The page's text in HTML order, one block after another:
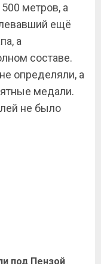
метров, а
ещё
а
составе.
определяли, а
медали.
не было
под Пензой